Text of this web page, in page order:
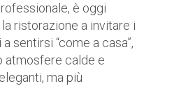
è oggi
la ristorazione a invitare i
sentirsi “come a casa”,
atmosfere calde e
ma più